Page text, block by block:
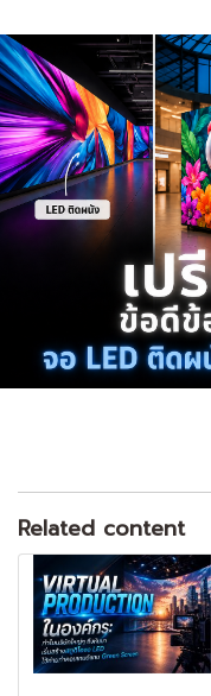
Related content